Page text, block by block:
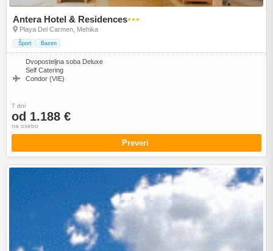
Antera Hotel & Residences●●●
Playa Del Carmen, Mehika
Šport Bazen
Dvoposteljna soba Deluxe
Self Catering
Condor (VIE)
7 dni
od 1.188 €
na osebo
Preveri